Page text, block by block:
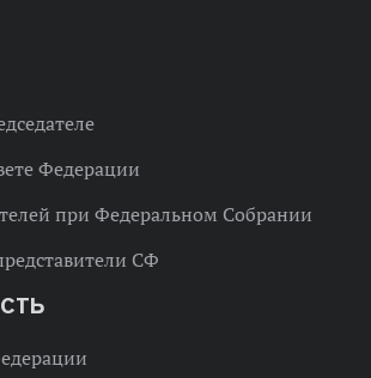
Федерации
при Федеральном Собрании
СФ